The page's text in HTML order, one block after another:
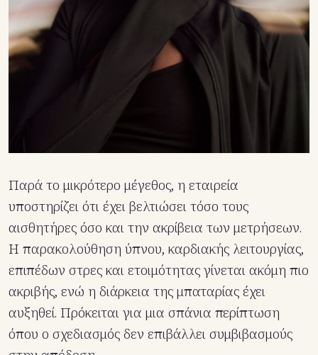
Παρά το μικρότερο μέγεθος, η εταιρεία
υποστηρίζει ότι έχει βελτιώσει τόσο τους
αισθητήρες όσο και την ακρίβεια των μετρήσεων.
Η παρακολούθηση ύπνου, καρδιακής λειτουργίας,
επιπέδων στρες και ετοιμότητας γίνεται ακόμη πιο
ακριβής, ενώ η διάρκεια της μπαταρίας έχει
αυξηθεί. Πρόκειται για μια σπάνια περίπτωση
όπου ο σχεδιασμός δεν επιβάλλει συμβιβασμούς